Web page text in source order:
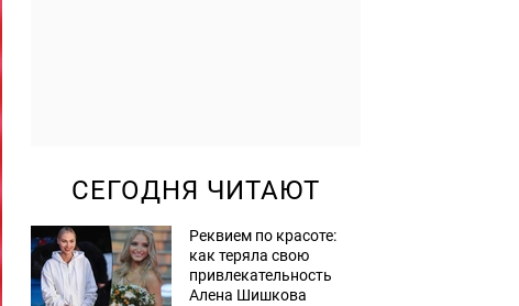
СЕГОДНЯ ЧИТАЮТ
Реквием по красоте:
как теряла свою
привлекательность
Алена Шишкова